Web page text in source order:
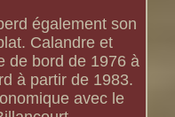
également son
Calandre et
de bord de 1976 à
à partir de 1983.
avec le